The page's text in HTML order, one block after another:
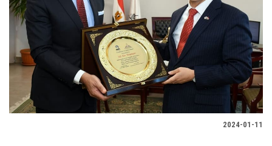
2024-01-11